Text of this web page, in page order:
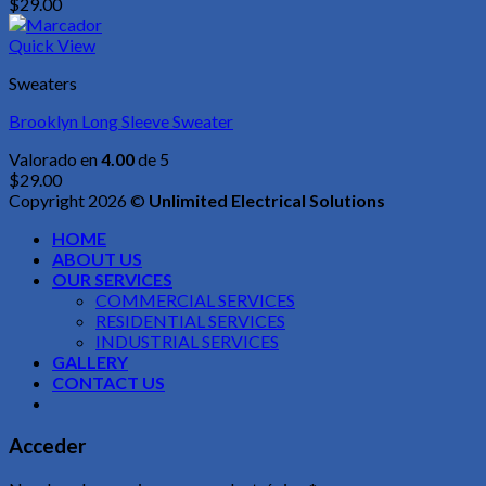
Quick View
Sweaters
Brooklyn Long Sleeve Sweater
Valorado en4.00de 5
$29.00
Copyright 2026 © Unlimited Electrical Solutions
HOME
ABOUT US
OUR SERVICES
COMMERCIAL SERVICES
RESIDENTIAL SERVICES
INDUSTRIAL SERVICES
GALLERY
CONTACT US
Acceder